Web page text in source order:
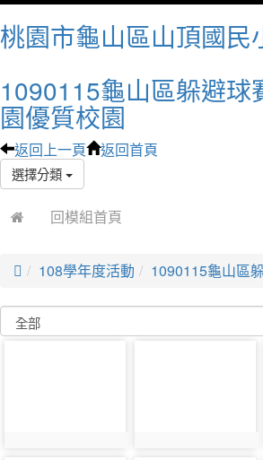
桃園市龜山區山頂國
1090115龜山區躲避
園優質校園
返回上一頁 返回首頁
選擇分類
回模組首頁
 108學年度活動 1090115龜山區